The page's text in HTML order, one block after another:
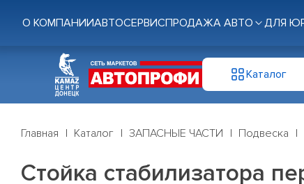
О КОМПАНИИАВТОСЕРВИСПРОДАЖА АВТО ДЛЯ
Каталог
Главная Каталог ЗАПАСНЫЕ ЧАСТИ Подвеска
Стойка стабилизатора